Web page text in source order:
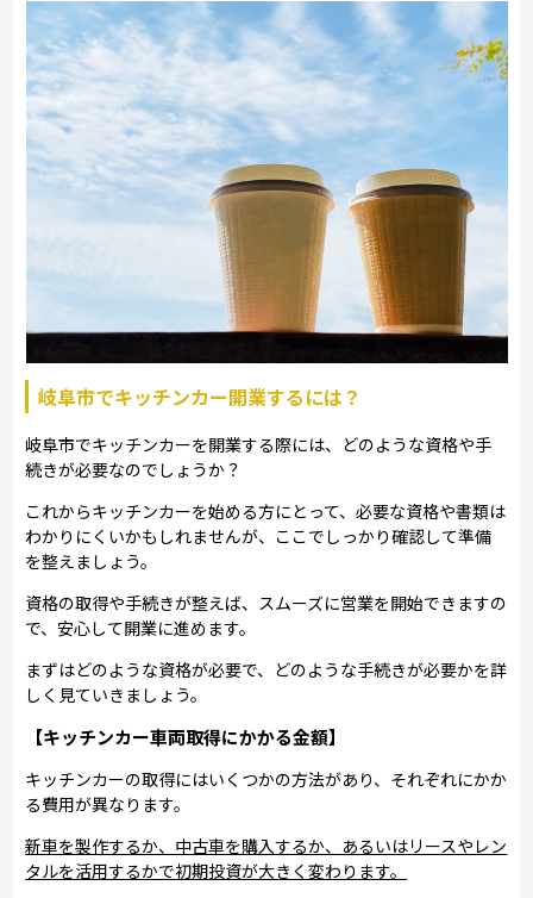
岐阜市でキッチンカー開業するには？
岐阜市でキッチンカーを開業する際には、どのような資格や手
続きが必要なのでしょうか？
これからキッチンカーを始める方にとって、必要な資格や書類は
わかりにくいかもしれませんが、ここでしっかり確認して準備
を整えましょう。
資格の取得や手続きが整えば、スムーズに営業を開始できますの
で、安心して開業に進めます。
まずはどのような資格が必要で、どのような手続きが必要かを詳
しく見ていきましょう。
【キッチンカー車両取得にかかる金額】
キッチンカーの取得にはいくつかの方法があり、それぞれにかか
る費用が異なります。
新車を製作するか、中古車を購入するか、あるいはリースやレン
タルを活用するかで初期投資が大きく変わります。